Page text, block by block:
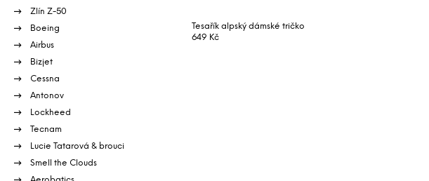
Zlín Z-50
Boeing
Airbus
Bizjet
Cessna
Antonov
Lockheed
Tecnam
Lucie Tatarová & brouci
Smell the Clouds
Tesařík alpský dámské tričko
649 Kč